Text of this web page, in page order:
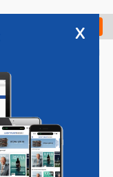
Check in
Vacatures
x